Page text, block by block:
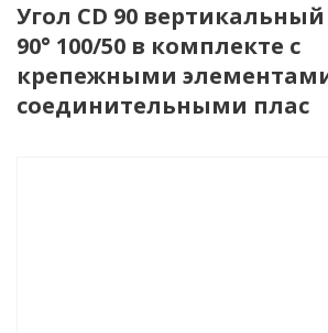
Угол CD 90
90° 100/50 в комплекте с
крепежными
соединительными плас